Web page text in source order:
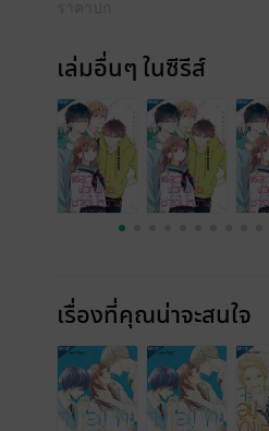
เล่มอื่นๆ ในซีรีส์
เรื่องที่คุณน่าจะสนใจ